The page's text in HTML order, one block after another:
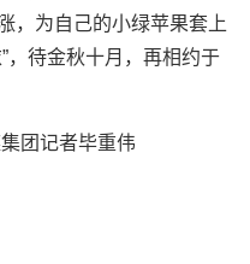
，为自己的小绿苹果套上
，待金秋十月，再相约于
团记者毕重伟